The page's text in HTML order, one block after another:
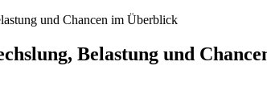
und Chancen im Überblick
Belastung und